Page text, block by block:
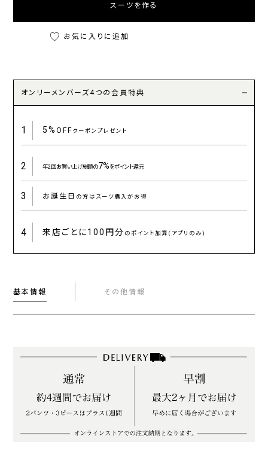
スーツを作る
お気に入りに追加
オンリーメンバーズ4つの会員特典
1 5%OFFクーポンプレゼント
2 年2回お買い上げ総額の7%をポイント還元
3 お誕生日 の方はスーツ購入がお得
4 来店ごとに100円分 のポイント加算(アプリのみ)
基本情報 その他情報